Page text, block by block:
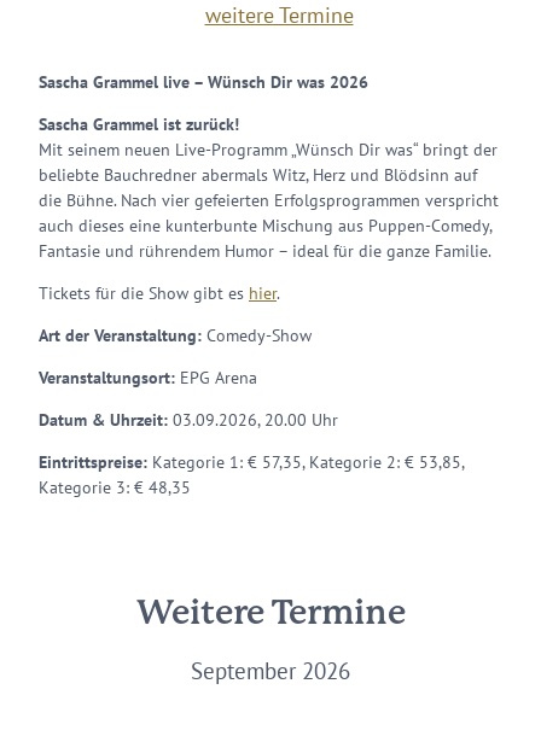
weitere Termine
Sascha Grammel live – Wünsch Dir was 2026
Sascha Grammel ist zurück!
Mit seinem neuen Live-Programm „Wünsch Dir was“ bringt der
beliebte Bauchredner abermals Witz, Herz und Blödsinn auf
die Bühne. Nach vier gefeierten Erfolgsprogrammen verspricht
auch dieses eine kunterbunte Mischung aus Puppen-Comedy,
Fantasie und rührendem Humor – ideal für die ganze Familie.
Tickets für die Show gibt es hier.
Art der Veranstaltung: Comedy-Show
Veranstaltungsort: EPG Arena
Datum & Uhrzeit: 03.09.2026, 20.00 Uhr
Eintrittspreise: Kategorie 1: € 57,35, Kategorie 2: € 53,85,
Kategorie 3: € 48,35
Weitere Termine
September 2026